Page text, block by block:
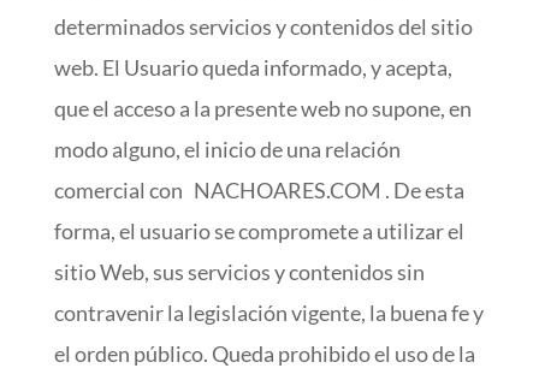
determinados servicios y contenidos del sitio
web. El Usuario queda informado, y acepta,
que el acceso a la presente web no supone, en
modo alguno, el inicio de una relación
comercial con NACHOARES.COM . De esta
forma, el usuario se compromete a utilizar el
sitio Web, sus servicios y contenidos sin
contravenir la legislación vigente, la buena fe y
el orden público. Queda prohibido el uso de la